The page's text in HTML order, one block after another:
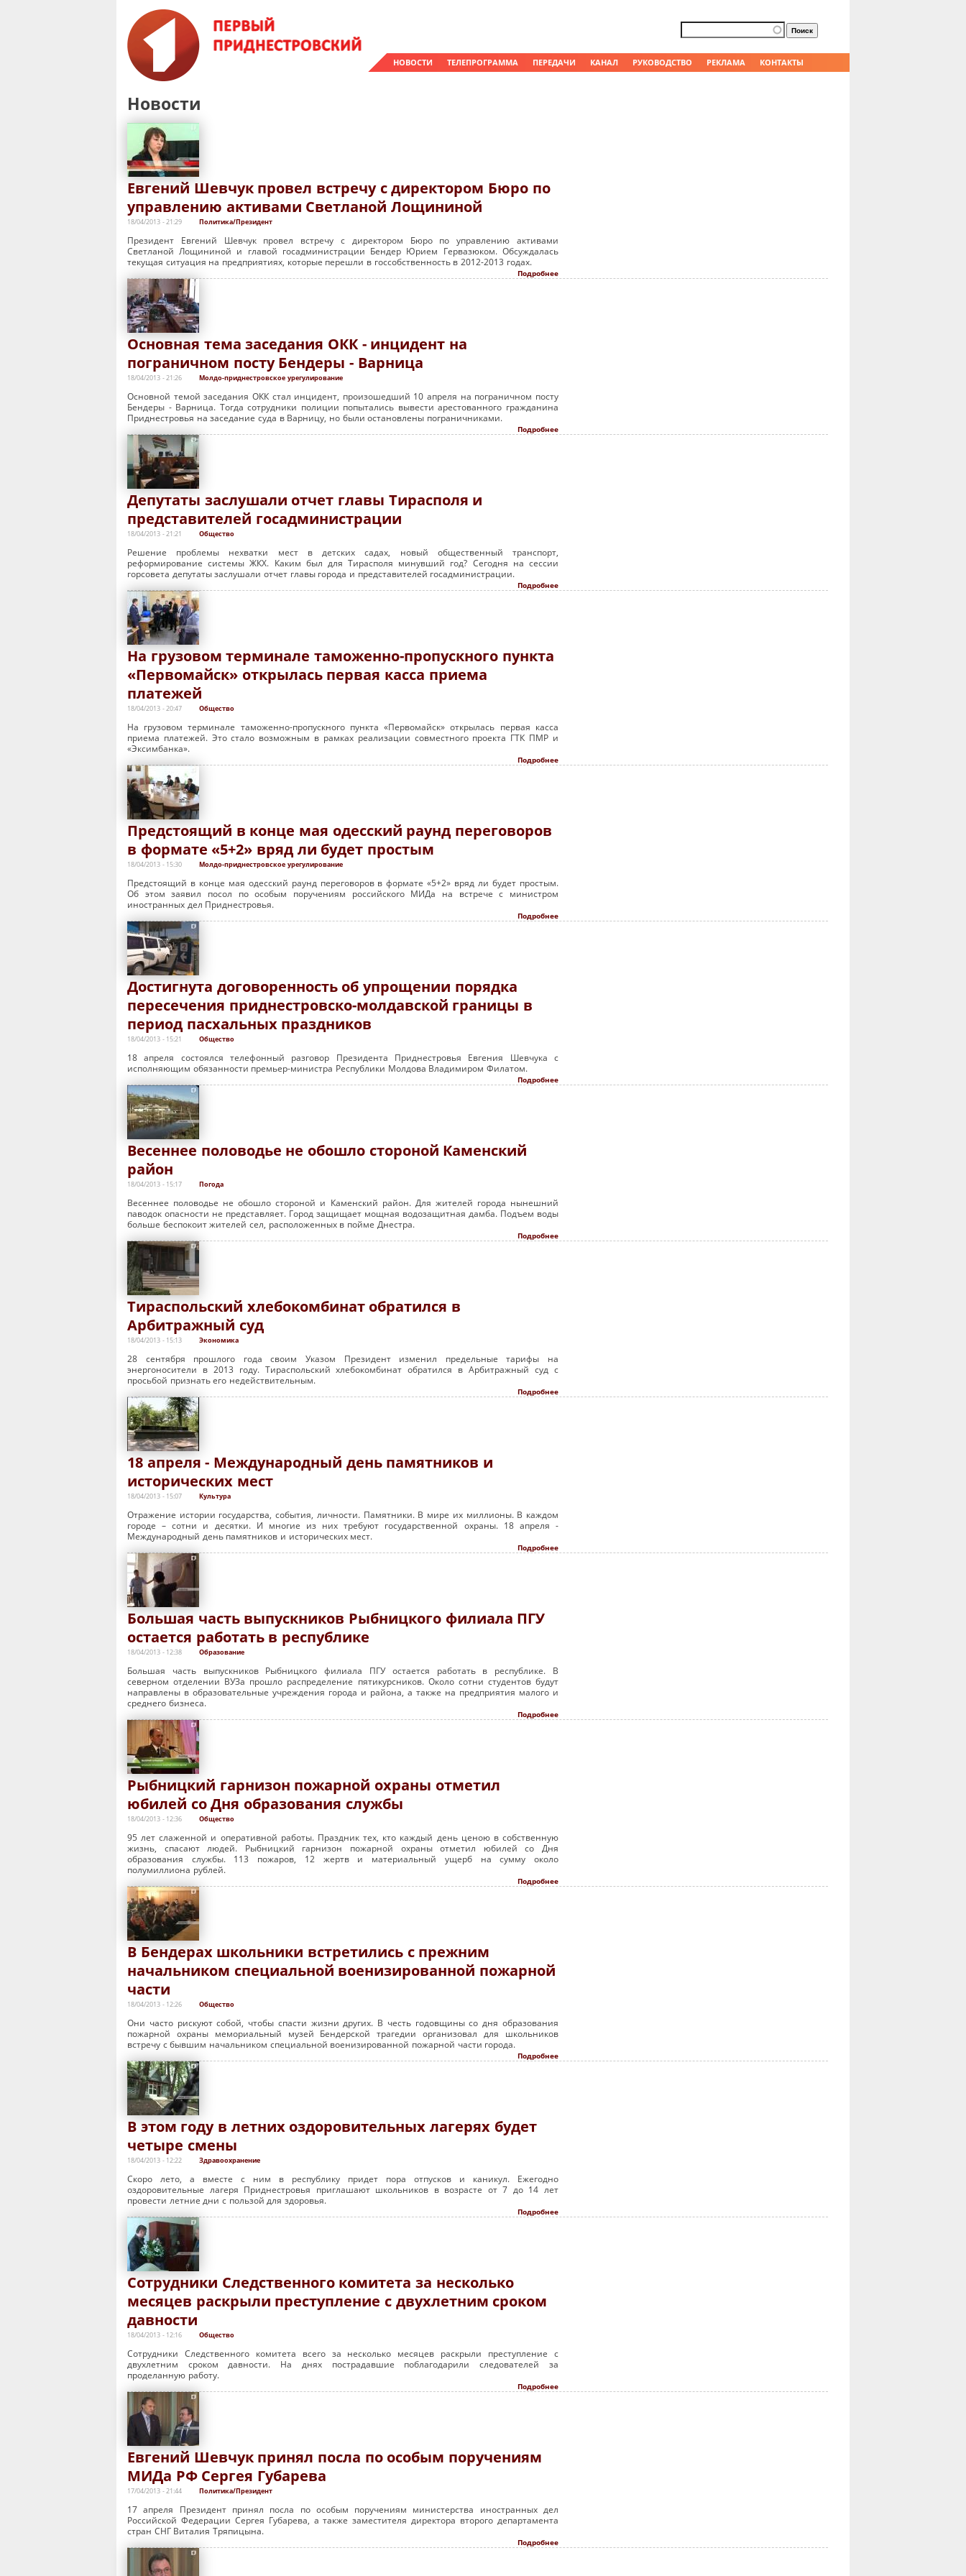
НОВОСТИ ТЕЛЕПРОГРАММА ПЕРЕДАЧИ КАНАЛ РУКОВОДСТВО РЕКЛАМА КОНТАКТЫ
Форма поиска
Поиск
Новости
Евгений Шевчук провел встречу с директором Бюро по
управлению активами Светланой Лощининой
18/04/2013 - 21:29 Политика/Президент
Президент Евгений Шевчук провел встречу с директором Бюро по управлению активами
Светланой Лощининой и главой госадминистрации Бендер Юрием Гервазюком. Обсуждалась
текущая ситуация на предприятиях, которые перешли в госсобственность в 2012-2013 годах.
Подробнее
Основная тема заседания ОКК - инцидент на
пограничном посту Бендеры - Варница
18/04/2013 - 21:26 Молдо-приднестровское урегулирование
Основной темой заседания ОКК стал инцидент, произошедший 10 апреля на пограничном посту
Бендеры - Варница. Тогда сотрудники полиции попытались вывести арестованного гражданина
Приднестровья на заседание суда в Варницу, но были остановлены пограничниками.
Подробнее
Депутаты заслушали отчет главы Тирасполя и
представителей госадминистрации
18/04/2013 - 21:21 Общество
Решение проблемы нехватки мест в детских садах, новый общественный транспорт,
реформирование системы ЖКХ. Каким был для Тирасполя минувший год? Сегодня на сессии
горсовета депутаты заслушали отчет главы города и представителей госадминистрации.
Подробнее
На грузовом терминале таможенно-пропускного пункта
«Первомайск» открылась первая касса приема
платежей
18/04/2013 - 20:47 Общество
На грузовом терминале таможенно-пропускного пункта «Первомайск» открылась первая касса
приема платежей. Это стало возможным в рамках реализации совместного проекта ГТК ПМР и
«Эксимбанка».
Подробнее
Предстоящий в конце мая одесский раунд переговоров
в формате «5+2» вряд ли будет простым
18/04/2013 - 15:30 Молдо-приднестровское урегулирование
Предстоящий в конце мая одесский раунд переговоров в формате «5+2» вряд ли будет простым.
Об этом заявил посол по особым поручениям российского МИДа на встрече с министром
иностранных дел Приднестровья.
Подробнее
Достигнута договоренность об упрощении порядка
пересечения приднестровско-молдавской границы в
период пасхальных праздников
18/04/2013 - 15:21 Общество
18 апреля состоялся телефонный разговор Президента Приднестровья Евгения Шевчука с
исполняющим обязанности премьер-министра Республики Молдова Владимиром Филатом.
Подробнее
Весеннее половодье не обошло стороной Каменский
район
18/04/2013 - 15:17 Погода
Весеннее половодье не обошло стороной и Каменский район. Для жителей города нынешний
паводок опасности не представляет. Город защищает мощная водозащитная дамба. Подъем воды
больше беспокоит жителей сел, расположенных в пойме Днестра.
Подробнее
Тираспольский хлебокомбинат обратился в
Арбитражный суд
18/04/2013 - 15:13 Экономика
28 сентября прошлого года своим Указом Президент изменил предельные тарифы на
энергоносители в 2013 году. Тираспольский хлебокомбинат обратился в Арбитражный суд с
просьбой признать его недействительным.
Подробнее
18 апреля - Международный день памятников и
исторических мест
18/04/2013 - 15:07 Культура
Отражение истории государства, события, личности. Памятники. В мире их миллионы. В каждом
городе – сотни и десятки. И многие из них требуют государственной охраны. 18 апреля -
Международный день памятников и исторических мест.
Подробнее
Большая часть выпускников Рыбницкого филиала ПГУ
остается работать в республике
18/04/2013 - 12:38 Образование
Большая часть выпускников Рыбницкого филиала ПГУ остается работать в республике. В
северном отделении ВУЗа прошло распределение пятикурсников. Около сотни студентов будут
направлены в образовательные учреждения города и района, а также на предприятия малого и
среднего бизнеса.
Подробнее
Рыбницкий гарнизон пожарной охраны отметил
юбилей со Дня образования службы
18/04/2013 - 12:36 Общество
95 лет слаженной и оперативной работы. Праздник тех, кто каждый день ценою в собственную
жизнь, спасают людей. Рыбницкий гарнизон пожарной охраны отметил юбилей со Дня
образования службы. 113 пожаров, 12 жертв и материальный ущерб на сумму около
полумиллиона рублей.
Подробнее
В Бендерах школьники встретились с прежним
начальником специальной военизированной пожарной
части
18/04/2013 - 12:26 Общество
Они часто рискуют собой, чтобы спасти жизни других. В честь годовщины со дня образования
пожарной охраны мемориальный музей Бендерской трагедии организовал для школьников
встречу с бывшим начальником специальной военизированной пожарной части города.
Подробнее
В этом году в летних оздоровительных лагерях будет
четыре смены
18/04/2013 - 12:22 Здравоохранение
Скоро лето, а вместе с ним в республику придет пора отпусков и каникул. Ежегодно
оздоровительные лагеря Приднестровья приглашают школьников в возрасте от 7 до 14 лет
провести летние дни с пользой для здоровья.
Подробнее
Сотрудники Следственного комитета за несколько
месяцев раскрыли преступление с двухлетним сроком
давности
18/04/2013 - 12:16 Общество
Сотрудники Следственного комитета всего за несколько месяцев раскрыли преступление с
двухлетним сроком давности. На днях пострадавшие поблагодарили следователей за
проделанную работу.
Подробнее
Евгений Шевчук принял посла по особым поручениям
МИДа РФ Сергея Губарева
17/04/2013 - 21:44 Политика/Президент
17 апреля Президент принял посла по особым поручениям министерства иностранных дел
Российской Федерации Сергея Губарева, а также заместителя директора второго департамента
стран СНГ Виталия Тряпицына.
Подробнее